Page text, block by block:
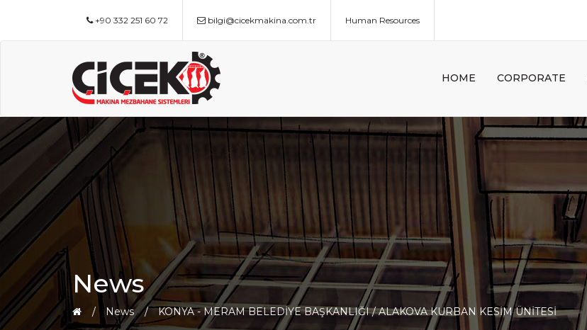
+90 332 251 60 72 bilgi@cicekmakina.com.tr Human Resources
HOME CORPORATE
News
News KONYA - MERAM BELEDİYE BAŞKANLIĞI / ALAKOVA KURBAN KESİM ÜNİTESİ